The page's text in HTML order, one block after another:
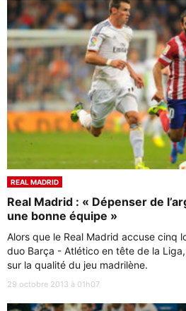
REAL MADRID
Real Madrid : « Dépenser de
une bonne équipe »
Alors que le Real Madrid accuse cinq
duo Barça - Atlético en tête de la
sur la qualité du jeu madrilène.
29 octobre 2013 à 01h07